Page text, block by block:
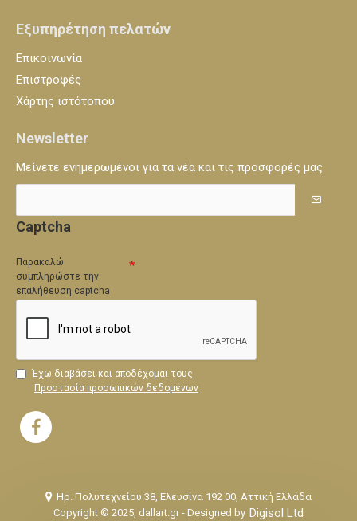
Εξυπηρέτηση πελατών
Επικοινωνία
Επιστροφές
Χάρτης ιστότοπου
Newsletter
Μείνετε ενημερωμένοι για τα νέα και τις προσφορές μας
Captcha
Παρακαλώ
συμπληρώστε την
επαλήθευση captcha
Έχω διαβάσει και αποδέχομαι τους
Προστασία προσωπικών δεδομένων
Ηρ. Πολυτεχνείου 38, Ελευσίνα 192 00, Αττική Ελλάδα
Copyright © 2025, dallart.gr - Designed by Digisol Ltd